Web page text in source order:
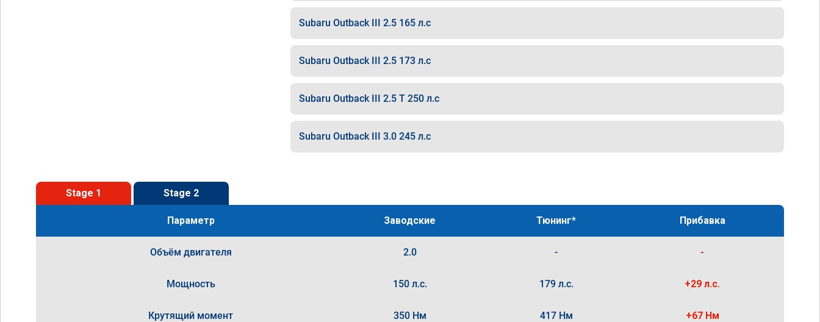
Subaru Outback III 2.5 165 л.с
Subaru Outback III 2.5 173 л.с
Subaru Outback III 2.5 T 250 л.с
Subaru Outback III 3.0 245 л.с
Stage 1 Stage 2
Параметр Заводские Тюнинг* Прибавка
Объём двигателя 2.0 - -
Мощность 150 л.с. 179 л.с. +29 л.с.
Крутящий момент 350 Нм 417 Нм +67 Нм